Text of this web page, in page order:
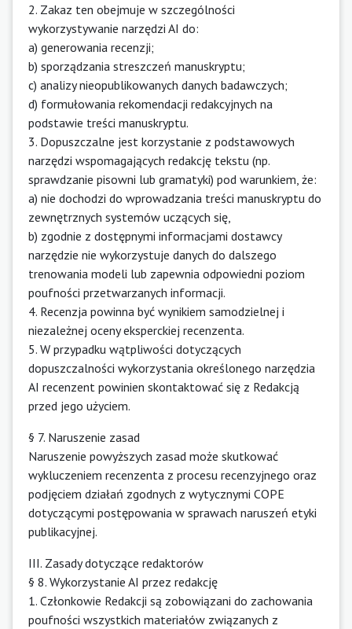
2. Zakaz ten obejmuje w szczególności
wykorzystywanie narzędzi AI do:
a) generowania recenzji;
b) sporządzania streszczeń manuskryptu;
c) analizy nieopublikowanych danych badawczych;
d) formułowania rekomendacji redakcyjnych na
podstawie treści manuskryptu.
3. Dopuszczalne jest korzystanie z podstawowych
narzędzi wspomagających redakcję tekstu (np.
sprawdzanie pisowni lub gramatyki) pod warunkiem, że:
a) nie dochodzi do wprowadzania treści manuskryptu do
zewnętrznych systemów uczących się,
b) zgodnie z dostępnymi informacjami dostawcy
narzędzie nie wykorzystuje danych do dalszego
trenowania modeli lub zapewnia odpowiedni poziom
poufności przetwarzanych informacji.
4. Recenzja powinna być wynikiem samodzielnej i
niezależnej oceny eksperckiej recenzenta.
5. W przypadku wątpliwości dotyczących
dopuszczalności wykorzystania określonego narzędzia
AI recenzent powinien skontaktować się z Redakcją
przed jego użyciem.
§ 7. Naruszenie zasad
Naruszenie powyższych zasad może skutkować
wykluczeniem recenzenta z procesu recenzyjnego oraz
podjęciem działań zgodnych z wytycznymi COPE
dotyczącymi postępowania w sprawach naruszeń etyki
publikacyjnej.
III. Zasady dotyczące redaktorów
§ 8. Wykorzystanie AI przez redakcję
1. Członkowie Redakcji są zobowiązani do zachowania
poufności wszystkich materiałów związanych z